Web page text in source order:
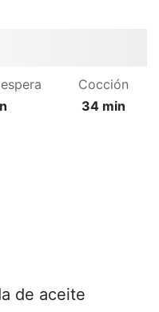
Cocción
34 min
de aceite